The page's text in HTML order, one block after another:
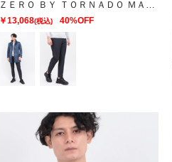
￥13,068(税込) 40%OFF